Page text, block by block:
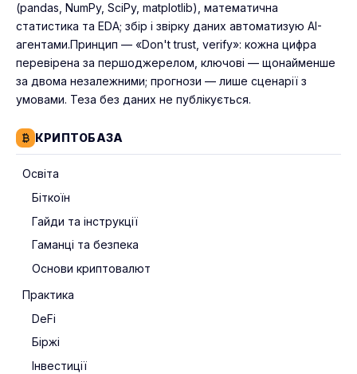
(pandas, NumPy, SciPy, matplotlib), математична
статистика та EDA; збір і звірку даних автоматизую AI-
агентами.Принцип — «Don't trust, verify»: кожна цифра
перевірена за першоджерелом, ключові — щонайменше
за двома незалежними; прогнози — лише сценарії з
умовами. Теза без даних не публікується.
КРИПТОБАЗА
Освіта
Біткоїн
Гайди та інструкції
Гаманці та безпека
Основи криптовалют
Практика
DeFi
Біржі
Інвестиції